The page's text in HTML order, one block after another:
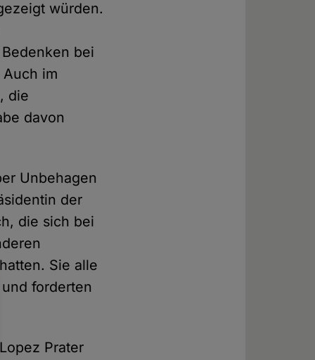
würden.
bei
im
die
davon
Unbehagen
der
die sich bei
Sie alle
forderten
Prater